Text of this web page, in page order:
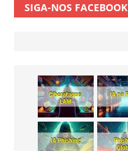
SIGA-NOS FACEBOOK